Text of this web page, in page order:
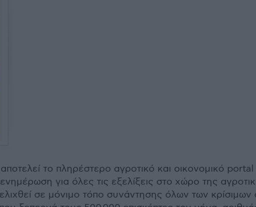
το πληρέστερο αγροτικό και οικονοµικό
για όλες τις εξελίξεις στο χώρο της
σε µόνιµο τόπο συνάντησης όλων των κρίσιµων